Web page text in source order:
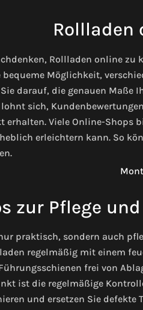
Rollladen
Rollladen online zu
Möglichkeit,
darauf, die genauen Maße
lohnt sich,
erhalten. Viele Online-Shops
erleichtern kann. So
zur Pflege
praktisch, sondern auch
regelmäßig mit einem
frei von
ist die regelmäßige
und ersetzen Sie defekte